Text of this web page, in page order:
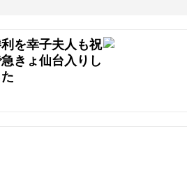
を幸子夫人も祝
きょ仙台入りし